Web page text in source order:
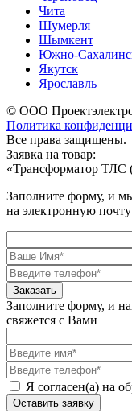
Чита
Шумерля
Шымкент
Южно-
Якутск
Ярославль
© ООО
Политика
Все права защищены.
Заявка на товар:
«Трансформатор ТЛС
Заполните форму, и
на электронную почту
Заполните форму, и
свяжется с Вами
Я согласен(а) на